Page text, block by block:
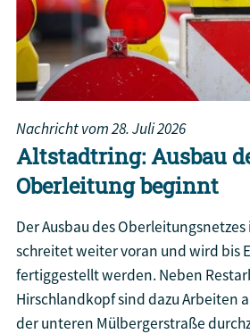
Nachricht vom28. Juli 2026
Altstadtring: Ausbau
Oberleitung beginnt
Der Ausbau des Oberleitungsnetzes
schreitet weiter voran und wird bis
fertiggestellt werden. Neben
Hirschlandkopf sind dazu Arbeiten
der unteren Mülbergerstraße